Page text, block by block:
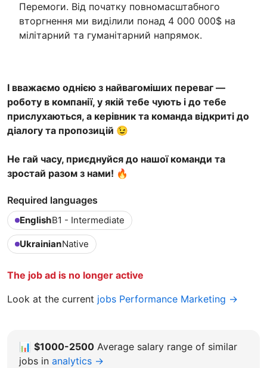
Перемоги. Від початку повномасштабного
вторгнення ми виділили понад 4 000 000$ на
мілітарний та гуманітарний напрямок.
І вважаємо однією з найвагоміших переваг —
роботу в компанії, у якій тебе чують і до тебе
прислухаються, а керівник та команда відкриті до
діалогу та пропозицій 😉
Не гай часу, приєднуйся до нашої команди та
зростай разом з нами! 🔥
Required languages
EnglishB1 - Intermediate
UkrainianNative
The job ad is no longer active
Look at the current jobs Performance Marketing →
📊 $1000-2500 Average salary range of similar
jobs in analytics →